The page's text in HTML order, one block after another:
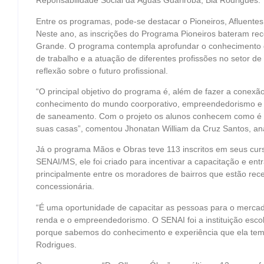
Entre os programas, pode-se destacar o Pioneiros,
Neste ano, as inscrições do Programa Pioneiros bateram
Grande. O programa contempla aprofundar o
de trabalho e a atuação de diferentes profissões no setor
reflexão sobre o futuro profissional.
“O principal objetivo do programa é, além de fazer a
conhecimento do mundo coorporativo, empreendedorismo
de saneamento. Com o projeto os alunos conhecem como
suas casas”, comentou Jhonatan William da Cruz Santos,
Já o programa Mãos e Obras teve 113 inscritos em seus
SENAI/MS, ele foi criado para incentivar a capacitação e
principalmente entre os moradores de bairros que estão
concessionária.
“É uma oportunidade de capacitar as pessoas para o
renda e o empreendedorismo. O SENAI foi a instituição
porque sabemos do conhecimento e experiência que ela
Rodrigues.